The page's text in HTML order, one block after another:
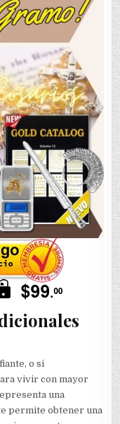
o si
vivir con mayor
una
permite obtener una